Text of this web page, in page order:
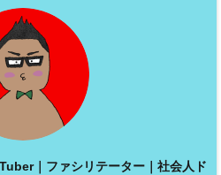
｜ファシリテーター｜社会人ド